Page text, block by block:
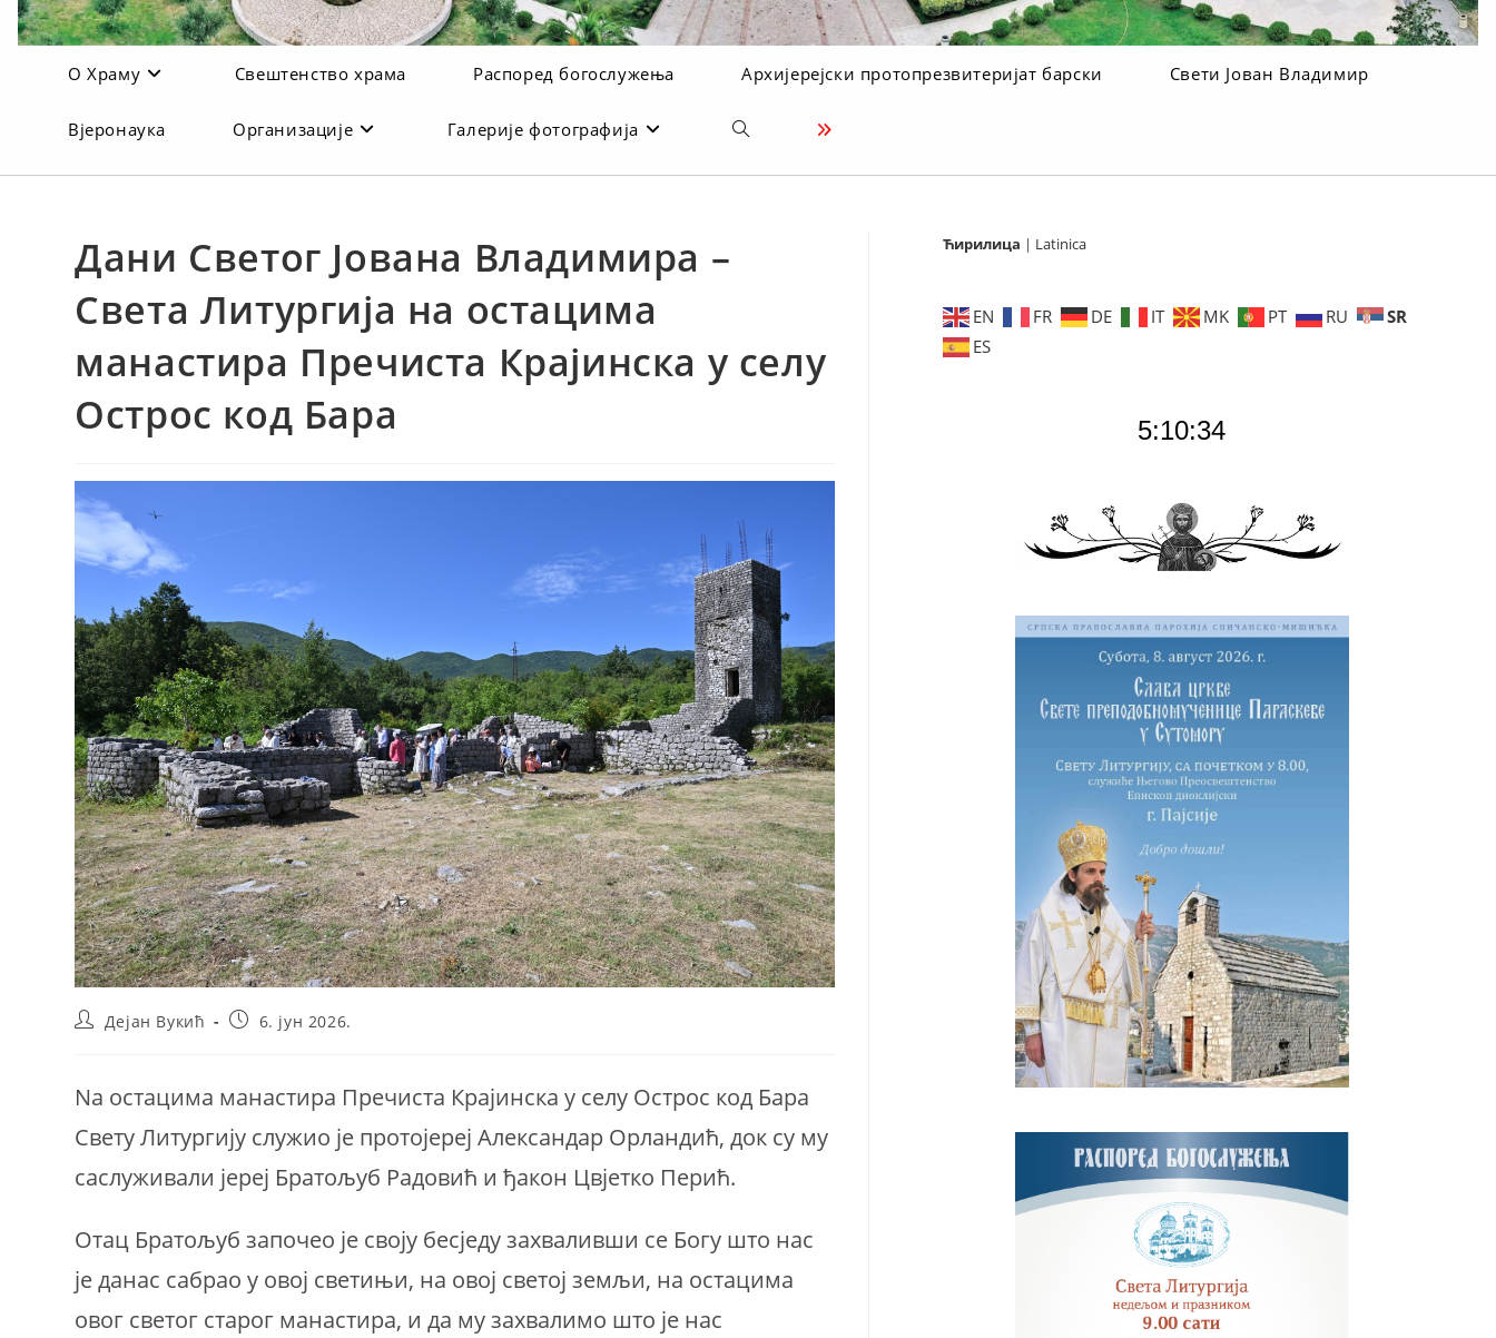
О Храму Свештенство храма Распоред богослужења Архијерејски протопрезвитеријат барски Свети Јован Владимир
Вјеронаука Организације Галерије фотографија Toggle
Дани Светог Јована Владимира –
Светa Литургијa на остацима
манастира Пречиста Крајинска у селу
Острос код Бара
PostДејан Вукић
Post6. јун 2026.
Nа остацима манастира Пречиста Крајинска у селу Острос код Бара
Свету Литургију служио је протојереј Александар Орландић, док су му
саслуживали јереј Братољуб Радовић и ђакон Цвјетко Перић.
Отац Братољуб започео је своју бесједу захваливши се Богу што нас
је данас сабрао у овој светињи, на овој светој земљи, на остацима
овог светог старог манастира, и да му захвалимо што је нас
Ћирилица | Latinica
EN FR DE IT MK PT RU
SR
ES
5:10:36